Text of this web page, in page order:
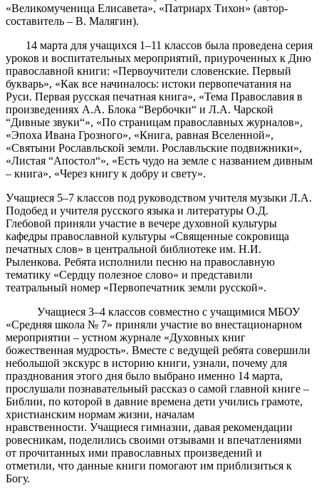
«Великомученица Елисавета», «Патриарх Тихон» (автор-
составитель – В. Малягин).
14 марта для учащихся 1–11 классов была проведена серия
уроков и воспитательных мероприятий, приуроченных к Дню
православной книги: «Первоучители словенские. Первый
букварь», «Как все начиналось: истоки первопечатания на
Руси. Первая русская печатная книга», «Тема Православия в
произведениях А.А. Блока “Вербочки“ и Л.А. Чарской
“Дивные звуки“», «По страницам православных журналов»,
«Эпоха Ивана Грозного», «Книга, равная Вселенной»,
«Святыни Рославльской земли. Рославльские подвижники»,
«Листая “Апостол“», «Есть чудо на земле с названием дивным
– книга», «Через книгу к добру и свету».
Учащиеся 5–7 классов под руководством учителя музыки Л.А.
Подобед и учителя русского языка и литературы О.Д.
Глебовой приняли участие в вечере духовной культуры
кафедры православной культуры «Священные сокровища
печатных слов» в центральной библиотеке им. Н.И.
Рыленкова. Ребята исполнили песню на православную
тематику «Сердцу полезное слово» и представили
театральный номер «Первопечатник земли русской».
Учащиеся 3–4 классов совместно с учащимися МБОУ
«Средняя школа № 7» приняли участие во внестационарном
мероприятии – устном журнале «Духовных книг
божественная мудрость». Вместе с ведущей ребята совершили
небольшой экскурс в историю книги, узнали, почему для
празднования этого дня было выбрано именно 14 марта,
прослушали познавательный рассказ о самой главной книге –
Библии, по которой в давние времена дети учились грамоте,
христианским нормам жизни, началам
нравственности. Учащиеся гимназии, давая рекомендации
ровесникам, поделились своими отзывами и впечатлениями
от прочитанных ими православных произведений и
отметили, что данные книги помогают им приблизиться к
Богу.